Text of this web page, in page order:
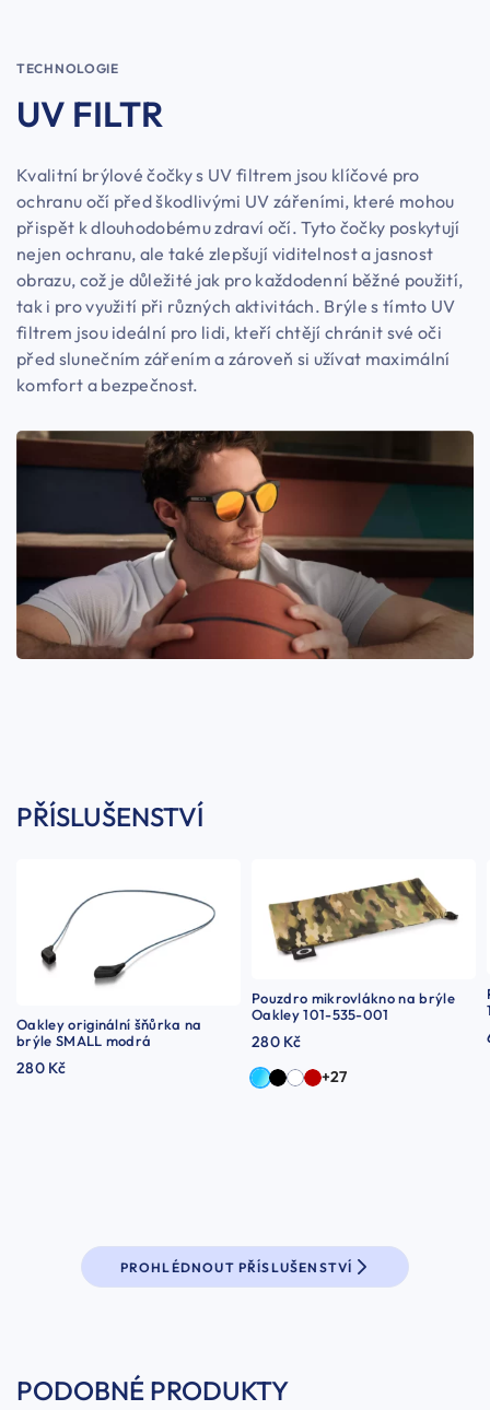
TECHNOLOGIE
UV FILTR
Kvalitní brýlové čočky s UV filtrem jsou klíčové pro
ochranu očí před škodlivými UV zářeními, které mohou
přispět k dlouhodobému zdraví očí. Tyto čočky poskytují
nejen ochranu, ale také zlepšují viditelnost a jasnost
obrazu, což je důležité jak pro každodenní běžné použití,
tak i pro využití při různých aktivitách. Brýle s tímto UV
filtrem jsou ideální pro lidi, kteří chtějí chránit své oči
před slunečním zářením a zároveň si užívat maximální
komfort a bezpečnost.
PŘÍSLUŠENSTVÍ
Oakley originální šňůrka na
brýle SMALL modrá
280 Kč
Pouzdro mikrovlákno na brýle
Oakley 101-535-001
280 Kč
+27
PROHLÉDNOUT PŘÍSLUŠENSTVÍ
PODOBNÉ PRODUKTY